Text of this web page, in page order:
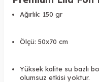
Ağırlık: 150 gr
Ölçü: 50x70 cm
Yüksek kalite su bazlı
olumsuz etkisi yoktur.